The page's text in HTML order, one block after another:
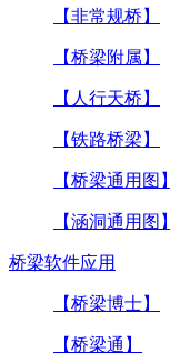
【非常规桥】
【桥梁附属】
【人行天桥】
【铁路桥梁】
【桥梁通用图】
【涵洞通用图】
桥梁软件应用
【桥梁博士】
【桥梁通】